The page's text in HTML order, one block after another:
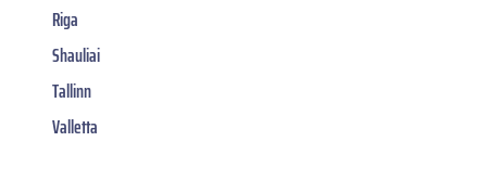
Riga
Shauliai
Tallinn
Valletta